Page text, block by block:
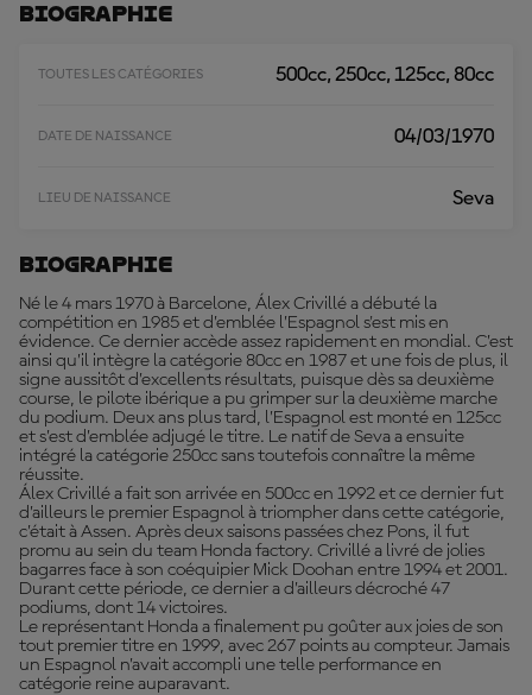
L
U
Biographie
TOUTES LES CATÉGORIES 500cc, 250cc, 125cc, 80cc
DATE DE NAISSANCE 04/03/1970
LIEU DE NAISSANCE Seva
Biographie
Né le 4 mars 1970 à Barcelone, Álex Crivillé a débuté la
compétition en 1985 et d’emblée l’Espagnol s'est mis en
évidence. Ce dernier accède assez rapidement en mondial. C’est
ainsi qu’il intègre la catégorie 80cc en 1987 et une fois de plus, il
signe aussitôt d’excellents résultats, puisque dès sa deuxième
course, le pilote ibérique a pu grimper sur la deuxième marche
du podium. Deux ans plus tard, l’Espagnol est monté en 125cc
et s’est d’emblée adjugé le titre. Le natif de Seva a ensuite
intégré la catégorie 250cc sans toutefois connaître la même
réussite.
Álex Crivillé a fait son arrivée en 500cc en 1992 et ce dernier fut
d’ailleurs le premier Espagnol à triompher dans cette catégorie,
c’était à Assen. Après deux saisons passées chez Pons, il fut
promu au sein du team Honda factory. Crivillé a livré de jolies
bagarres face à son coéquipier Mick Doohan entre 1994 et 2001.
Durant cette période, ce dernier a d’ailleurs décroché 47
podiums, dont 14 victoires.
Le représentant Honda a finalement pu goûter aux joies de son
tout premier titre en 1999, avec 267 points au compteur. Jamais
un Espagnol n’avait accompli une telle performance en
catégorie reine auparavant.